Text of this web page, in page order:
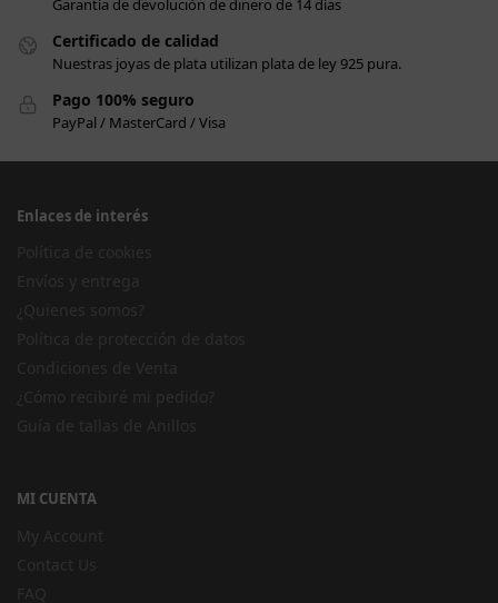
Garantía de devolución de dinero de 14 días
Certificado de calidad
Nuestras joyas de plata utilizan plata de ley 925 pura.
Pago 100% seguro
PayPal / MasterCard / Visa
Enlaces de interés
MI CUENTA